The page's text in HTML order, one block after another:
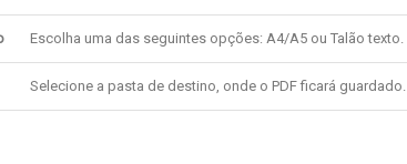
Escolha uma das seguintes opções: A4/A5 ou Talão texto.
Selecione a pasta de destino, onde o PDF ficará guardado.